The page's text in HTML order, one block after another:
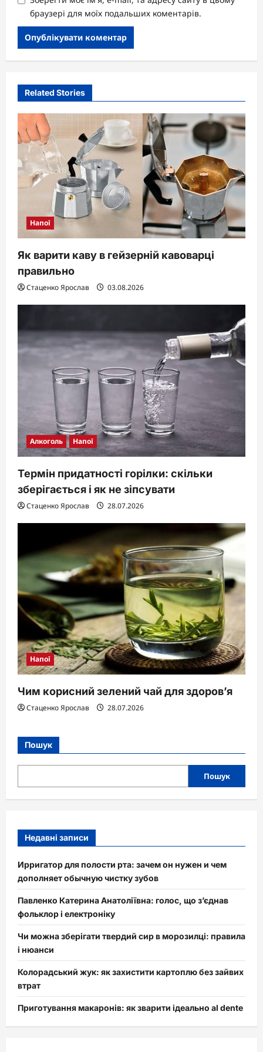
браузері для моїх подальших коментарів.
Related Stories
Напої
Як варити каву в гейзерній кавоварці
правильно
Стаценко Ярослав 03.08.2026
Алкоголь Напої
Термін придатності горілки: скільки
зберігається і як не зіпсувати
Стаценко Ярослав 28.07.2026
Напої
Чим корисний зелений чай для здоров’я
Стаценко Ярослав 28.07.2026
Пошук
Пошук
Недавні записи
Ирригатор для полости рта: зачем он нужен и чем
дополняет обычную чистку зубов
Павленко Катерина Анатоліївна: голос, що з’єднав
фольклор і електроніку
Чи можна зберігати твердий сир в морозилці: правила
і нюанси
Колорадський жук: як захистити картоплю без зайвих
втрат
Приготування макаронів: як зварити ідеально al dente